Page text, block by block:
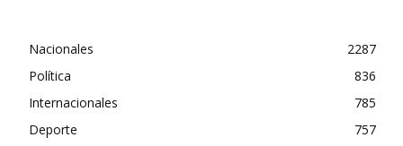
Nacionales
2287
Política
836
Internacionales
785
Deporte
757